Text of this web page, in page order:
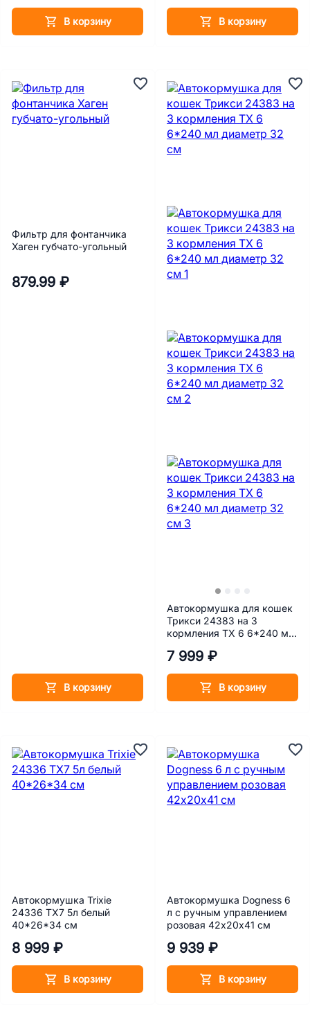
В корзину В корзину
Фильтр для фонтанчика
Хаген губчато-угольный
879.99 ₽
В корзину
Автокормушка для кошек
Трикси 24383 на 3
кормления ТХ 6 6*240 мл
7 999 ₽
В корзину
Автокормушка Trixie
24336 TX7 5л белый
40*26*34 cм
8 999 ₽
В корзину
Автокормушка Dogness 6
л с ручным управлением
розовая 42х20х41 см
9 939 ₽
В корзину